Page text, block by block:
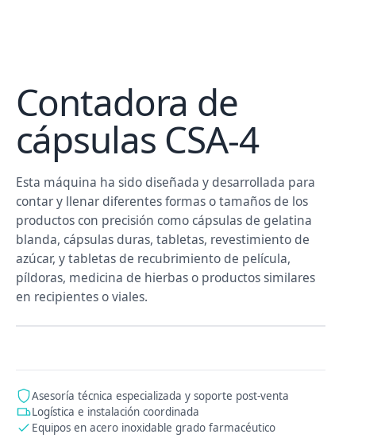
Contadora de
cápsulas CSA-4
Esta máquina ha sido diseñada y desarrollada para
contar y llenar diferentes formas o tamaños de los
productos con precisión como cápsulas de gelatina
blanda, cápsulas duras, tabletas, revestimiento de
azúcar, y tabletas de recubrimiento de película,
píldoras, medicina de hierbas o productos similares
en recipientes o viales.
Asesoría técnica especializada y soporte post-venta
Logística e instalación coordinada
Equipos en acero inoxidable grado farmacéutico